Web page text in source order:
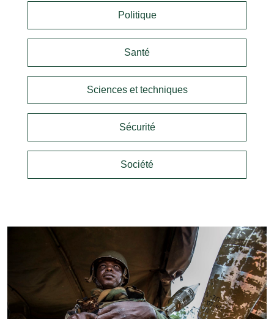
Politique
Santé
Sciences et techniques
Sécurité
Société